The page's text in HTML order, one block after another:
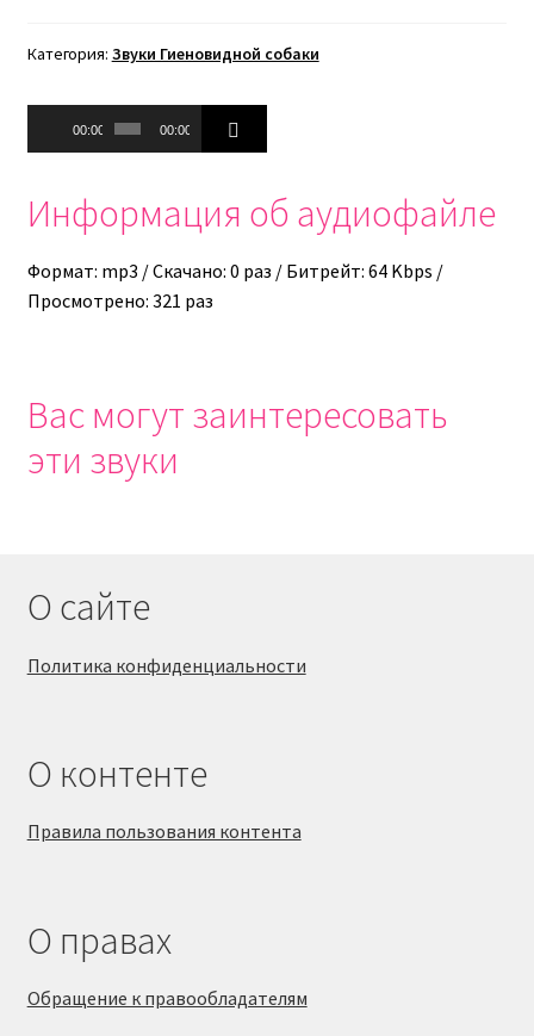
Категория: Звуки Гиеновидной собаки
Аудиоплеер
00:00 00:00
Информация об аудиофайле
Формат: mp3 / Скачано: 0 раз / Битрейт: 64 Kbps /
Просмотрено: 321 раз
Вас могут заинтересовать
эти звуки
О сайте
Политика конфиденциальности
О контенте
Правила пользования контента
О правах
Обращение к правообладателям